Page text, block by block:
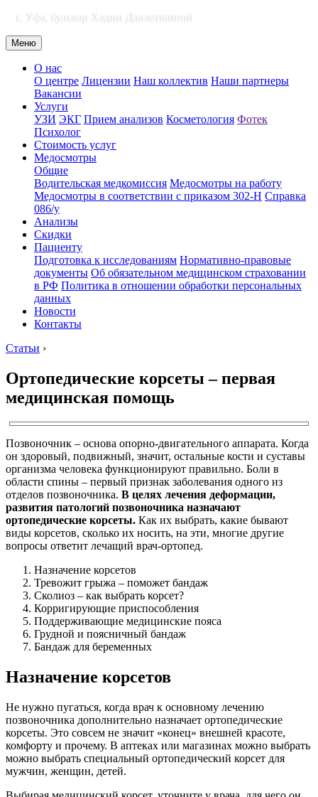
г. Уфа, бульвар Хадии Давлетшиной
Меню
О нас
О центре Лицензии Наш коллектив Наши партнеры
Вакансии
Услуги
УЗИ ЭКГ Прием анализов Косметология Фотек
Психолог
Стоимость услуг
Медосмотры
Общие
Водительская медкомиссия Медосмотры на работу
Медосмотры в соответствии с приказом 302-Н Справка
086/у
Анализы
Скидки
Пациенту
Подготовка к исследованиям Нормативно-правовые
документы Об обязательном медицинском страховании
в РФ Политика в отношении обработки персональных
данных
Новости
Контакты
Статьи ›
Ортопедические корсеты – первая
медицинская помощь
Позвоночник – основа опорно-двигательного аппарата. Когда
он здоровый, подвижный, значит, остальные кости и суставы
организма человека функционируют правильно. Боли в
области спины – первый признак заболевания одного из
отделов позвоночника. В целях лечения деформации,
развития патологий позвоночника назначают
ортопедические корсеты. Как их выбрать, какие бывают
виды корсетов, сколько их носить, на эти, многие другие
вопросы ответит лечащий врач-ортопед.
Назначение корсетов
Тревожит грыжа – поможет бандаж
Сколиоз – как выбрать корсет?
Корригирующие приспособления
Поддерживающие медицинские пояса
Грудной и поясничный бандаж
Бандаж для беременных
Назначение корсетов
Не нужно пугаться, когда врач к основному лечению
позвоночника дополнительно назначает ортопедические
корсеты. Это совсем не значит «конец» внешней красоте,
комфорту и прочему. В аптеках или магазинах можно выбрать
можно выбрать специальный ортопедический корсет для
мужчин, женщин, детей.